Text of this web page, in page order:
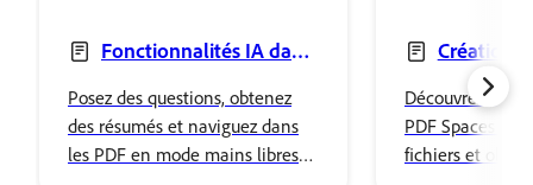
Fonctionnalités IA dans
Posez des questions, obtenez
des résumés et naviguez dans
les PDF en mode mains libres à
Création
sur mobile
Découvrez
PDF Spaces
fichiers et